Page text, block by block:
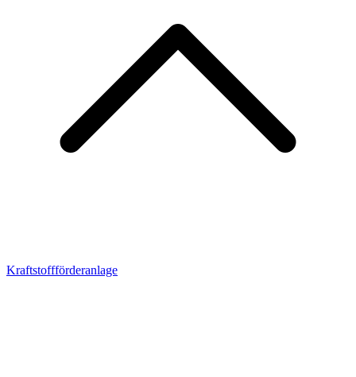
Kraftstoffförderanlage